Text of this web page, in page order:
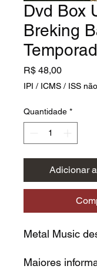
Dvd Box
Breking
R$ 48,00Preço
IPI / ICMS / ISS
Quantidade *
Adicionar
Metal Music
Maiores